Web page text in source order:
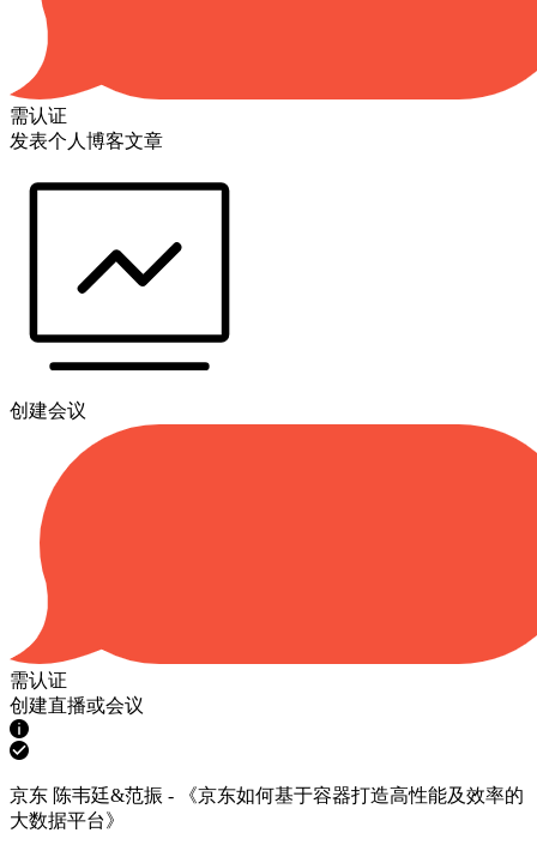
需认证
发表个人博客文章
创建会议
需认证
创建直播或会议
京东 陈韦廷&范振 - 《京东如何基于容器打造高性能及效率的
大数据平台》